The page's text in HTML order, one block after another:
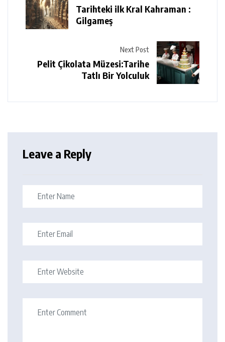
Tarihteki ilk Kral Kahraman :
Gilgameş
Next Post
Pelit Çikolata Müzesi:Tarihe
Tatlı Bir Yolculuk
Leave a Reply